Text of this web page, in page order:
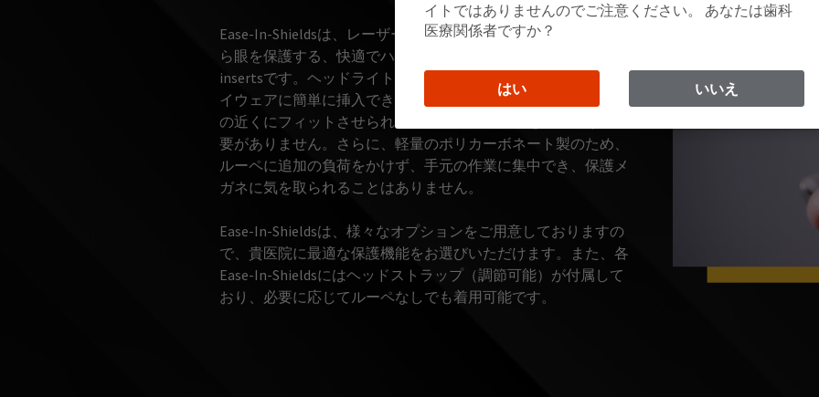
Ease-In-Shieldsは、レーザーや光重合照射器、その他の機器か
ら眼を保護する、快適でハンズフリーなprotective loupe
insertsです。ヘッドライト付きルーペを含むルーペその他のア
イウェアに簡単に挿入でき、ルーペの内側にスライドさせて眼
の近くにフィットさせられるため、保護メガネを持ち上げる必
要がありません。さらに、軽量のポリカーボネート製のため、
ルーペに追加の負荷をかけず、手元の作業に集中でき、保護メ
ガネに気を取られることはありません。
Ease-In-Shieldsは、様々なオプションをご用意しておりますの
で、貴医院に最適な保護機能をお選びいただけます。また、各
Ease-In-Shieldsにはヘッドストラップ（調節可能）が付属して
おり、必要に応じてルーペなしでも着用可能です。
イトではありませんのでご注意ください。 あなたは歯科
医療関係者ですか？
はい いいえ